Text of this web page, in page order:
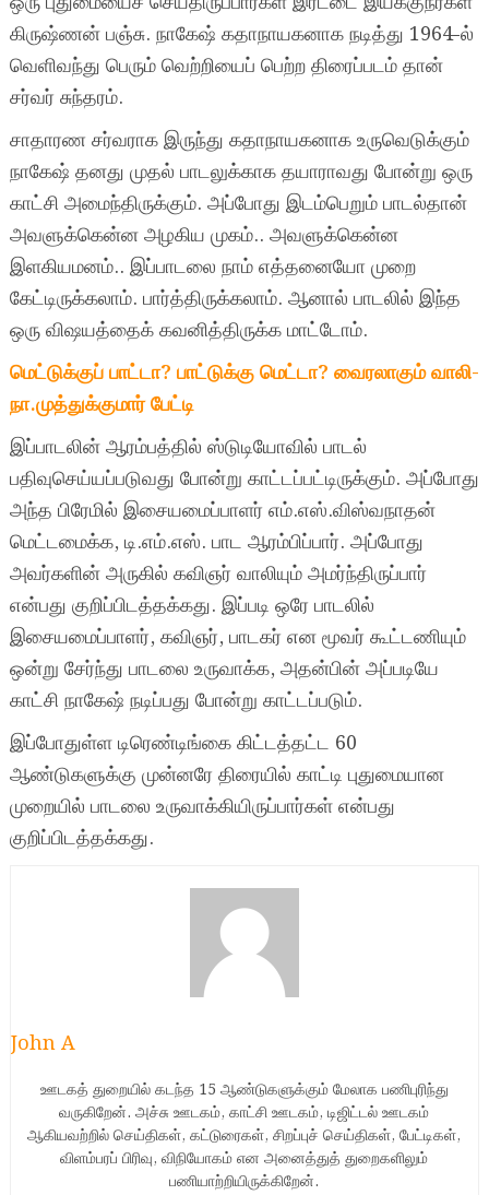
கிருஷ்ணன் பஞ்சு. நாகேஷ் கதாநாயகனாக நடித்து 1964-ல்
வெளிவந்து பெரும் வெற்றியைப் பெற்ற திரைப்படம் தான்
சர்வர் சுந்தரம்.
சாதாரண சர்வராக இருந்து கதாநாயகனாக உருவெடுக்கும்
நாகேஷ் தனது முதல் பாடலுக்காக தயாராவது போன்று ஒரு
காட்சி அமைந்திருக்கும். அப்போது இடம்பெறும் பாடல்தான்
அவளுக்கென்ன அழகிய முகம்.. அவளுக்கென்ன
இளகியமனம்.. இப்பாடலை நாம் எத்தனையோ முறை
கேட்டிருக்கலாம். பார்த்திருக்கலாம். ஆனால் பாடலில் இந்த
ஒரு விஷயத்தைக் கவனித்திருக்க மாட்டோம்.
மெட்டுக்குப் பாட்டா? பாட்டுக்கு மெட்டா? வைரலாகும் வாலி-
நா.முத்துக்குமார் பேட்டி
இப்பாடலின் ஆரம்பத்தில் ஸ்டுடியோவில் பாடல்
பதிவுசெய்யப்படுவது போன்று காட்டப்பட்டிருக்கும். அப்போது
அந்த பிரேமில் இசையமைப்பாளர் எம்.எஸ்.விஸ்வநாதன்
மெட்டமைக்க, டி.எம்.எஸ். பாட ஆரம்பிப்பார். அப்போது
அவர்களின் அருகில் கவிஞர் வாலியும் அமர்ந்திருப்பார்
என்பது குறிப்பிடத்தக்கது. இப்படி ஒரே பாடலில்
இசையமைப்பாளர், கவிஞர், பாடகர் என மூவர் கூட்டணியும்
ஒன்று சேர்ந்து பாடலை உருவாக்க, அதன்பின் அப்படியே
காட்சி நாகேஷ் நடிப்பது போன்று காட்டப்படும்.
இப்போதுள்ள டிரெண்டிங்கை கிட்டத்தட்ட 60
ஆண்டுகளுக்கு முன்னரே திரையில் காட்டி புதுமையான
முறையில் பாடலை உருவாக்கியிருப்பார்கள் என்பது
குறிப்பிடத்தக்கது.
John A
ஊடகத் துறையில் கடந்த 15 ஆண்டுகளுக்கும் மேலாக பணிபுரிந்து
வருகிறேன். அச்சு ஊடகம், காட்சி ஊடகம், டிஜிட்டல் ஊடகம்
ஆகியவற்றில் செய்திகள், கட்டுரைகள், சிறப்புச் செய்திகள், பேட்டிகள்,
விளம்பரப் பிரிவு, விநியோகம் என அனைத்துத் துறைகளிலும்
பணியாற்றியிருக்கிறேன்.